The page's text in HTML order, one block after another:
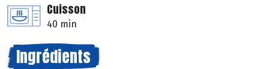
Cuisson
40 min
Ingrédients